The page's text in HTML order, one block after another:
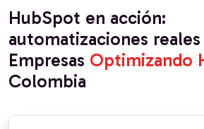
HubSpot en acción:
automatizaciones reales
Empresas Optimizando
Colombia